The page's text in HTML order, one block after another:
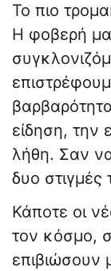
Το πιο
Η φοβερή
είδηση, την
λήθη. Σαν
δυο στιγμές
Κάποτε οι
τον κόσμο,
επιβιώσουν